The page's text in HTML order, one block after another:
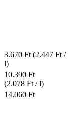
3.670 Ft (2.447 Ft /
l)
10.390 Ft
(2.078 Ft / l)
14.060 Ft